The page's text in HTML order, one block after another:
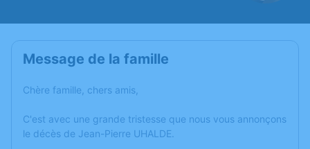
Message de la famille
Chère famille, chers amis,
C'est avec une grande tristesse que nous vous annonçons
le décès de Jean-Pierre UHALDE.